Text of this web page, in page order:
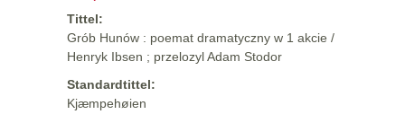
Tittel:
Grób Hunów : poemat dramatyczny w 1 akcie /
Henryk Ibsen ; przelozyl Adam Stodor
Standardtittel:
Kjæmpehøien